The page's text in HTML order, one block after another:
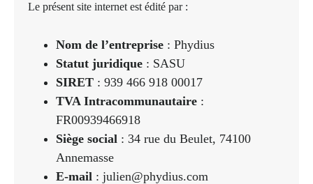
Le présent site internet est édité par :
Nom de l’entreprise : Phydius
Statut juridique : SASU
SIRET : 939 466 918 00017
TVA Intracommunautaire :
FR00939466918
Siège social : 34 rue du Beulet, 74100
Annemasse
E-mail : julien@phydius.com